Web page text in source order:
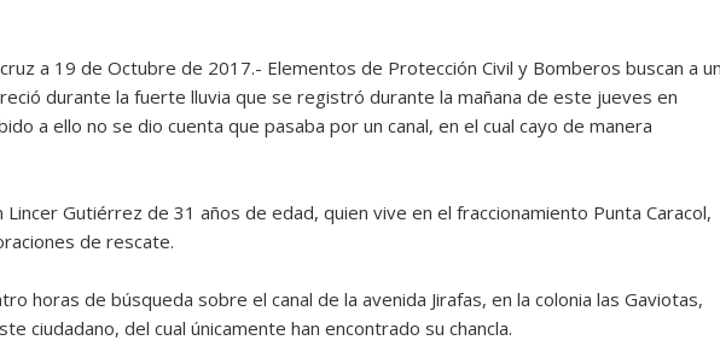
a 19 de Octubre de 2017.- Elementos de Protección Civil y Bomberos buscan a
durante la fuerte lluvia que se registró durante la mañana de este jueves en
a ello no se dio cuenta que pasaba por un canal, en el cual cayo de manera
Gutiérrez de 31 años de edad, quien vive en el fraccionamiento Punta Caracol,
de rescate.
horas de búsqueda sobre el canal de la avenida Jirafas, en la colonia las Gaviotas,
ciudadano, del cual únicamente han encontrado su chancla.